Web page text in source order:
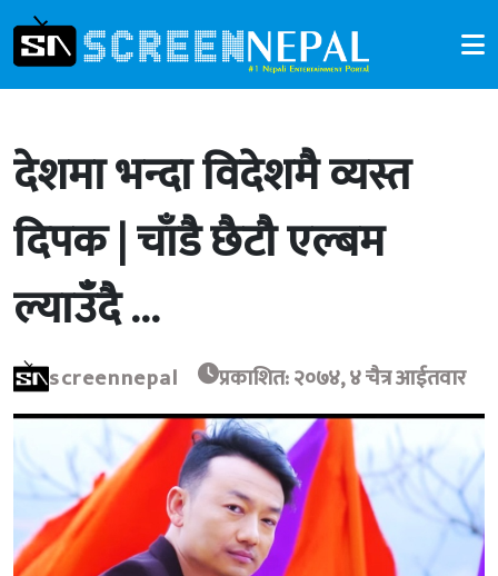
देशमा भन्दा विदेशमै व्यस्त
दिपक | चाँडै छैटौ एल्बम
ल्याउँदै …
screennepal प्रकाशित: २०७४, ४ चैत्र आईतवार